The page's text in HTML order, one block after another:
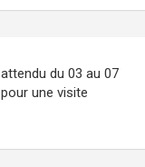
du 03 au 07
une visite